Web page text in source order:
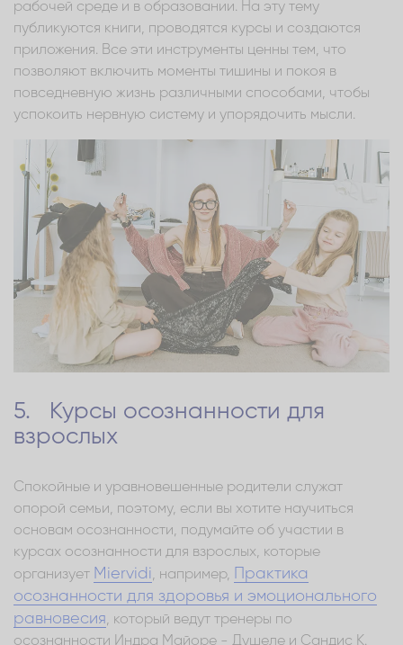
рабочей среде и в образовании. На эту тему
публикуются книги, проводятся курсы и создаются
приложения. Все эти инструменты ценны тем, что
позволяют включить моменты тишины и покоя в
повседневную жизнь различными способами, чтобы
успокоить нервную систему и упорядочить мысли.
5. Курсы осознанности для
взрослых
Спокойные и уравновешенные родители служат
опорой семьи, поэтому, если вы хотите научиться
основам осознанности, подумайте об участии в
курсах осознанности для взрослых, которые
организует Miervidi, например,
Практика
осознанности для здоровья и эмоционального
равновесия, который ведут тренеры по
осознанности Индра Майоре - Душеле и Сандис К.